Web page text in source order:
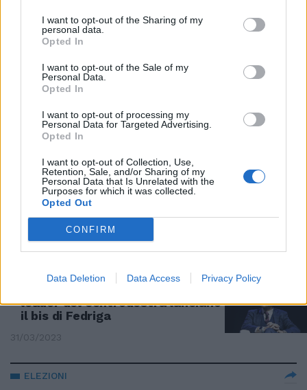
I want to opt-out of the Sharing of my
personal data.
Opted In
I want to opt-out of the Sale of my
Personal Data.
Opted In
I want to opt-out of processing my
Personal Data for Targeted Advertising.
Opted In
I want to opt-out of Collection, Use,
Retention, Sale, and/or Sharing of my
Personal Data that Is Unrelated with the
Purposes for which it was collected.
Opted Out
CONFIRM
Data Deletion Data Access Privacy Policy
VITTORIA DI FEDRIGA
“Premiato il buongoverno del
centrodestra”. Meloni gongola
sul Friuli
03/04/2023
SINISTRA STRACCIATA
Il centrodestra umilia
l’accoppiata Pd-M5S: Fedriga
stravince le elezioni
leader del centrodestra lanciano
il bis di Fedriga
31/03/2023
ELEZIONI